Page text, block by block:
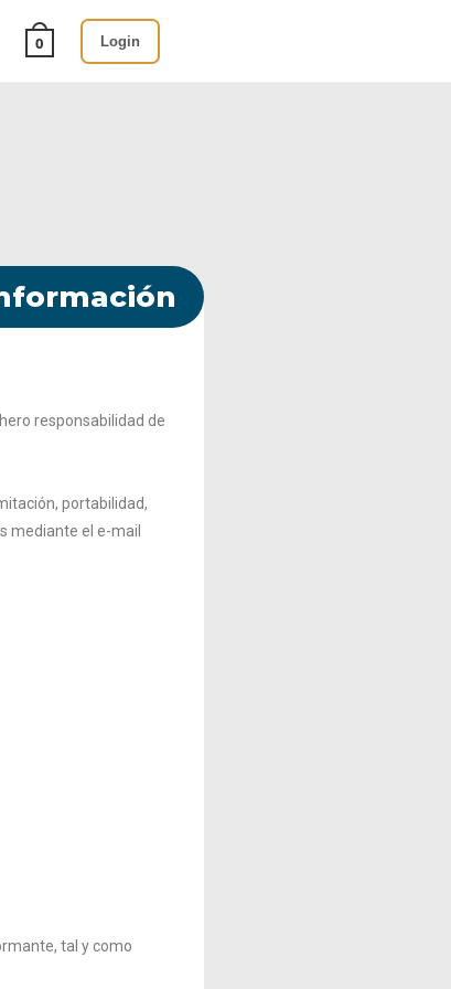
0 Login
responsabilidad de
portabilidad,
mediante el e-mail
tal y como